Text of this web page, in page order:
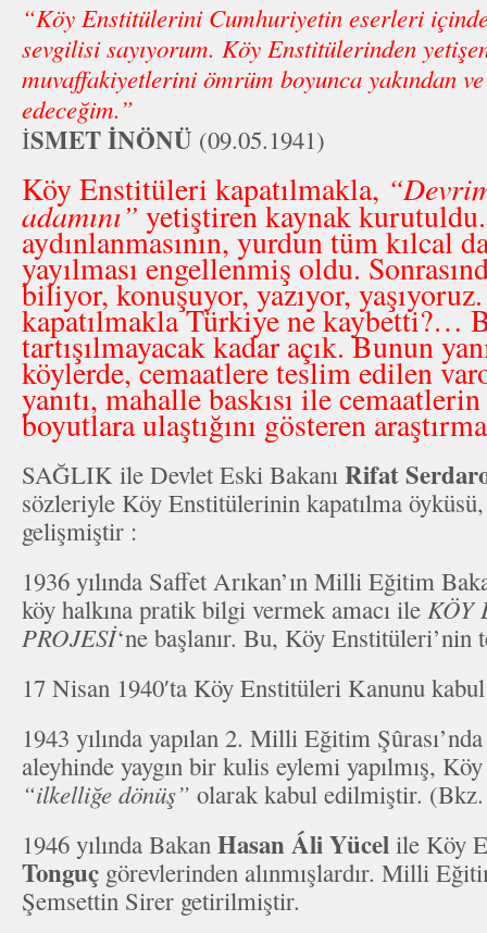
“Köy Enstitülerini Cumhuriyetin eserleri
sevgilisi sayıyorum. Köy Enstitülerinden
muvaffakiyetlerini ömrüm boyunca yakından
edeceğim.”
İSMET İNÖNÜ (09.05.1941)
Köy Enstitüleri kapatılmakla,
adamını” yetiştiren kaynak
aydınlanmasının, yurdun tüm kılcal
yayılması engellenmiş oldu.
biliyor, konuşuyor, yazıyor,
kapatılmakla Türkiye ne kaybetti?…
tartışılmayacak kadar açık. Bunun
köylerde, cemaatlere teslim edilen
yanıtı, mahalle baskısı ile
boyutlara ulaştığını gösteren
SAĞLIK ile Devlet Eski Bakanı Rifat
sözleriyle Köy Enstitülerinin kapatılma öyküsü,
gelişmiştir :
1936 yılında Saffet Arıkan’ın Milli Eğitim
köy halkına pratik bilgi vermek amacı ile KÖY
PROJESİ‘ne başlanır. Bu, Köy
17 Nisan 1940′ta Köy Enstitüleri Kanunu
1943 yılında yapılan 2. Milli Eğitim
aleyhinde yaygın bir kulis eylemi yapılmış,
“ilkelliğe dönüş” olarak kabul edilmiştir.
1946 yılında Bakan Hasan Áli Yücel ile Köy
Tonguç görevlerinden alınmışlardır. Milli
Şemsettin Sirer getirilmiştir.